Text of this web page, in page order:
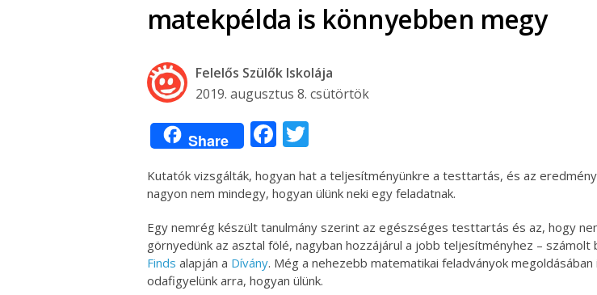
matekpélda is könnyebben megy
Felelős Szülők Iskolája
2019. augusztus 8. csütörtök
Share Facebook
Kutatók vizsgálták, hogyan hat a teljesítményünkre a testtartás, és az
nagyon nem mindegy, hogyan ülünk neki egy feladatnak.
Egy nemrég készült tanulmány szerint az egészséges testtartás és az, hogy
görnyedünk az asztal fölé, nagyban hozzájárul a jobb teljesítményhez – számolt
Finds alapján a Dívány. Még a nehezebb matematikai feladványok megoldásában
odafigyelünk arra, hogyan ülünk.